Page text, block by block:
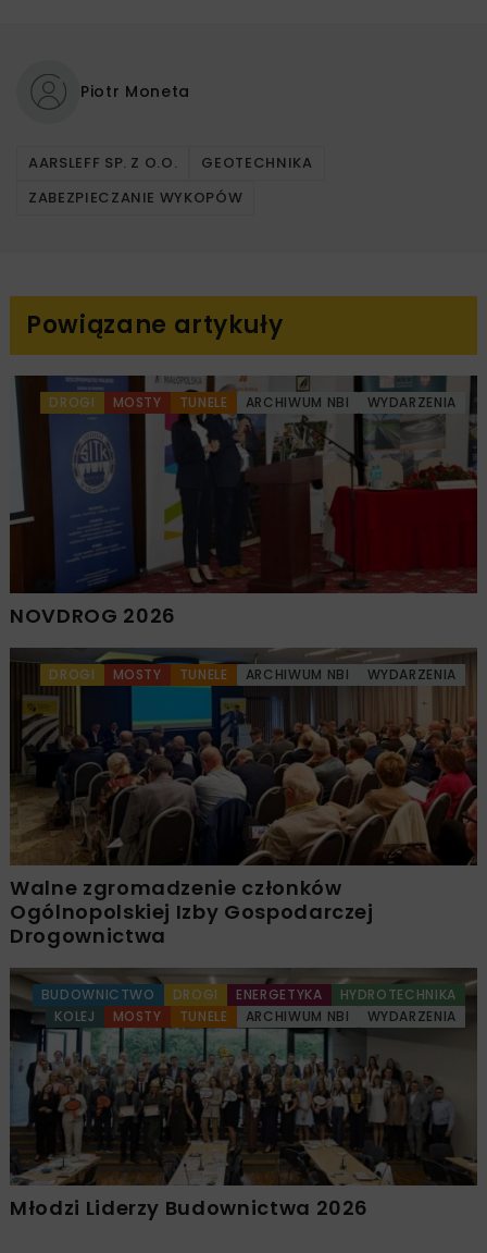
Piotr Moneta
AARSLEFF SP. Z O.O.
GEOTECHNIKA
ZABEZPIECZANIE WYKOPÓW
Powiązane artykuły
DROGI MOSTY TUNELE ARCHIWUM NBI WYDARZENIA
NOVDROG 2026
DROGI MOSTY TUNELE ARCHIWUM NBI WYDARZENIA
Walne zgromadzenie członków
Ogólnopolskiej Izby Gospodarczej
Drogownictwa
BUDOWNICTWO DROGI ENERGETYKA
HYDROTECHNIKA
KOLEJ
MOSTY TUNELE ARCHIWUM NBI WYDARZENIA
Młodzi Liderzy Budownictwa 2026